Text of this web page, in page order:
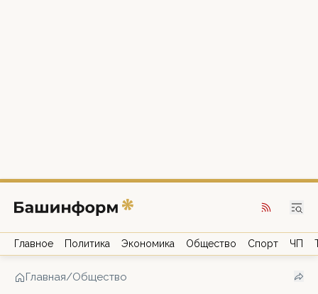
Главное Политика Экономика Общество Спорт ЧП
Главная/Общество